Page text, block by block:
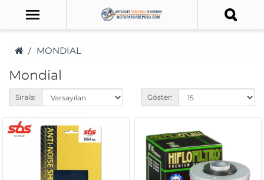
MONDIAL
Mondial
Sırala: Göster: